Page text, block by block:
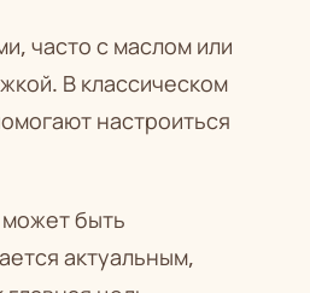
часто с маслом или
В классическом
настроиться
быть
актуальным,